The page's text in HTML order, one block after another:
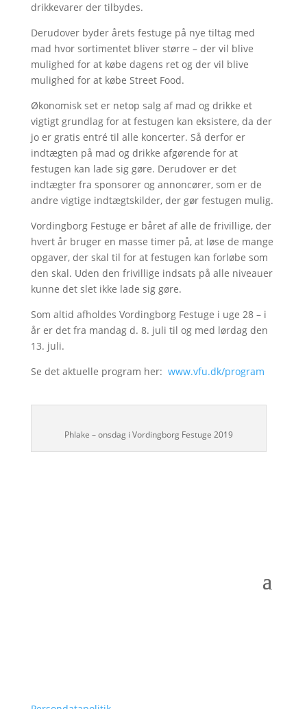
drikkevarer der tilbydes.
Derudover byder årets festuge på nye tiltag med
mad hvor sortimentet bliver større – der vil blive
mulighed for at købe dagens ret og der vil blive
mulighed for at købe Street Food.
Økonomisk set er netop salg af mad og drikke et
vigtigt grundlag for at festugen kan eksistere, da der
jo er gratis entré til alle koncerter. Så derfor er
indtægten på mad og drikke afgørende for at
festugen kan lade sig gøre. Derudover er det
indtægter fra sponsorer og annoncører, som er de
andre vigtige indtægtskilder, der gør festugen mulig.
Vordingborg Festuge er båret af alle de frivillige, der
hvert år bruger en masse timer på, at løse de mange
opgaver, der skal til for at festugen kan forløbe som
den skal. Uden den frivillige indsats på alle niveauer
kunne det slet ikke lade sig gøre.
Som altid afholdes Vordingborg Festuge i uge 28 – i
år er det fra mandag d. 8. juli til og med lørdag den
13. juli.
Se det aktuelle program her: www.vfu.dk/program
Phlake – onsdag i Vordingborg Festuge 2019